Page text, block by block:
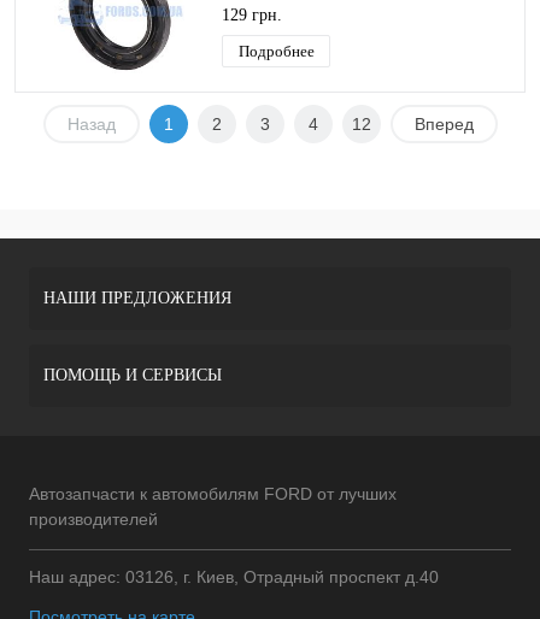
(Ø27X42X6) CORTECO
129 грн.
Подробнее
Назад 1 2 3 4 12 Вперед
НАШИ ПРЕДЛОЖЕНИЯ
ПОМОЩЬ И СЕРВИСЫ
Автозапчасти к автомобилям FORD от лучших
производителей
Наш адрес: 03126, г. Киев, Отрадный проспект д.40